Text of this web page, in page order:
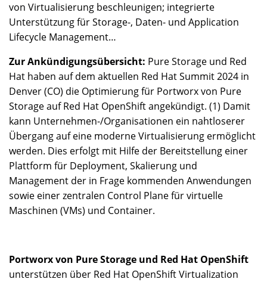
von Virtualisierung beschleunigen; integrierte
Unterstützung für Storage-, Daten- und Application
Lifecycle Management…
Zur Ankündigungsübersicht: Pure Storage und Red
Hat haben auf dem aktuellen Red Hat Summit 2024 in
Denver (CO) die Optimierung für Portworx von Pure
Storage auf Red Hat OpenShift angekündigt. (1) Damit
kann Unternehmen-/Organisationen ein nahtloserer
Übergang auf eine moderne Virtualisierung ermöglicht
werden. Dies erfolgt mit Hilfe der Bereitstellung einer
Plattform für Deployment, Skalierung und
Management der in Frage kommenden Anwendungen
sowie einer zentralen Control Plane für virtuelle
Maschinen (VMs) und Container.
Portworx von Pure Storage und Red Hat OpenShift
unterstützen über Red Hat OpenShift Virtualization